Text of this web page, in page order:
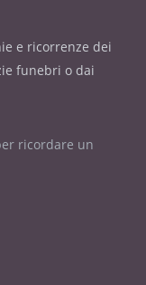
e ricorrenze dei
funebri o dai
ricordare un